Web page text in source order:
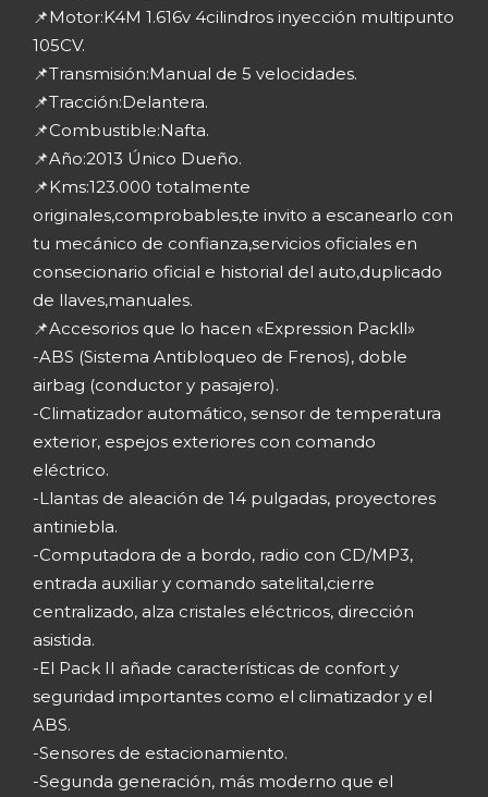
📌Motor:K4M 1.616v 4cilindros inyección multipunto
105CV.
📌Transmisión:Manual de 5 velocidades.
📌Tracción:Delantera.
📌Combustible:Nafta.
📌Año:2013 Único Dueño.
📌Kms:123.000 totalmente
originales,comprobables,te invito a escanearlo con
tu mecánico de confianza,servicios oficiales en
consecionario oficial e historial del auto,duplicado
de llaves,manuales.
📌Accesorios que lo hacen «Expression Packll»
-ABS (Sistema Antibloqueo de Frenos), doble
airbag (conductor y pasajero).
-Climatizador automático, sensor de temperatura
exterior, espejos exteriores con comando
eléctrico.
-Llantas de aleación de 14 pulgadas, proyectores
antiniebla.
-Computadora de a bordo, radio con CD/MP3,
entrada auxiliar y comando satelital,cierre
centralizado, alza cristales eléctricos, dirección
asistida.
-El Pack II añade características de confort y
seguridad importantes como el climatizador y el
ABS.
-Sensores de estacionamiento.
-Segunda generación, más moderno que el